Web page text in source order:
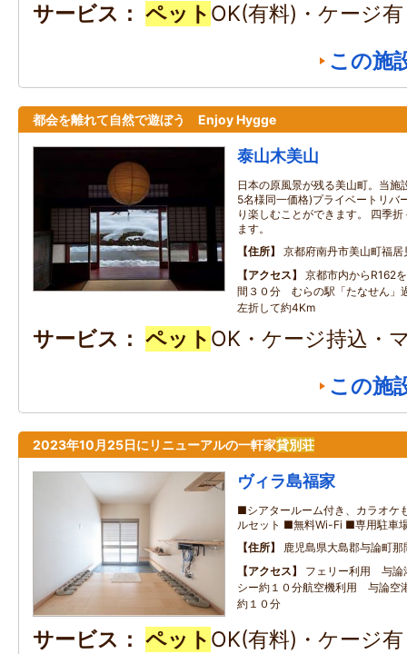
サービス ペット OK(有料)・ケージ
この施
都会を離れて自然で遊ぼう Enjoy Hygge
泰山木美山
日本の原風景が残る美山町。当施
5名様同一価格)プライベートリバ
り楽しむことができます。 四季
ます。
住所
京都府南丹市美山町福居
アクセス
京都市内からR162
間３０分 むらの駅「たなせん」
左折して約4Km
サービス ペット OK・ケージ持込・
この施
2023年10月25日にリニューアルの一軒家貸別荘
ヴィラ島福家
■シアタールーム付き、カラオケ
ルセット ■無料Wi-Fi ■専用駐車
住所
鹿児島県大島郡与論町
アクセス
フェリー利用 与論
シー約１０分航空機利用 与論空
約１０分
サービス ペット OK(有料)・ケージ